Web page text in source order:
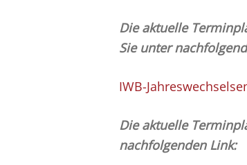
Die aktuelle
Sie unter
IWB-
Die aktuelle
nachfolgenden Link: